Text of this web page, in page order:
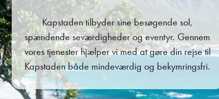
Kapstaden tilbyder sine besøgende sol,
spændende seværdigheder og eventyr. Gennem
vores tjenester hjælper vi med at gøre din rejse til
Kapstaden både mindeværdig og bekymringsfri.